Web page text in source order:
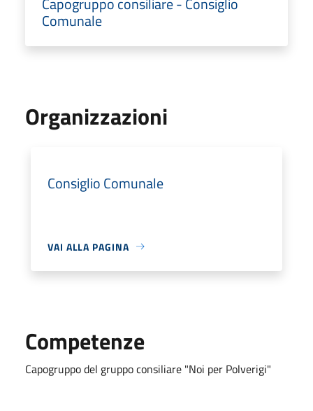
Comunale
Organizzazioni
Consiglio Comunale
VAI ALLA PAGINA
Competenze
Capogruppo del gruppo consiliare "Noi per Polverigi"